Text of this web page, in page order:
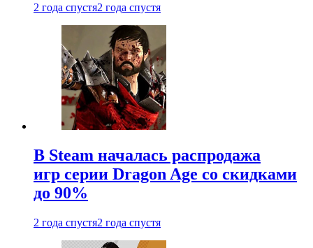
2 года спустя2 года спустя
В Steam началась распродажа
игр серии Dragon Age со скидками
до 90%
2 года спустя2 года спустя